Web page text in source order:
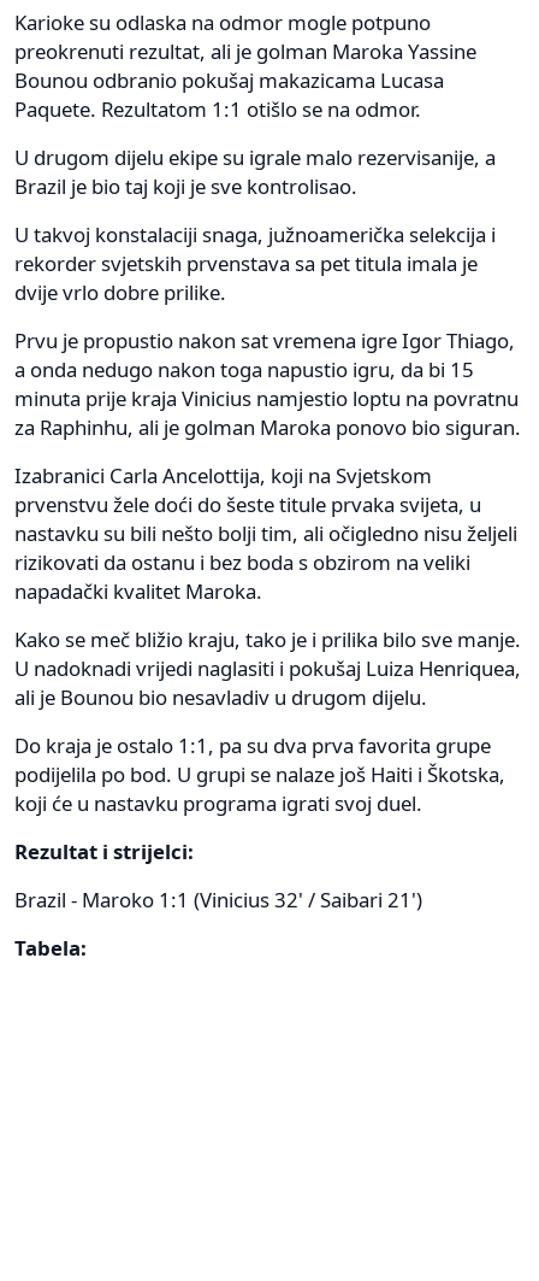
Karioke su odlaska na odmor mogle potpuno
preokrenuti rezultat, ali je golman Maroka Yassine
Bounou odbranio pokušaj makazicama Lucasa
Paquete. Rezultatom 1:1 otišlo se na odmor.
U drugom dijelu ekipe su igrale malo rezervisanije, a
Brazil je bio taj koji je sve kontrolisao.
U takvoj konstalaciji snaga, južnoamerička selekcija i
rekorder svjetskih prvenstava sa pet titula imala je
dvije vrlo dobre prilike.
Prvu je propustio nakon sat vremena igre Igor Thiago,
a onda nedugo nakon toga napustio igru, da bi 15
minuta prije kraja Vinicius namjestio loptu na povratnu
za Raphinhu, ali je golman Maroka ponovo bio siguran.
Izabranici Carla Ancelottija, koji na Svjetskom
prvenstvu žele doći do šeste titule prvaka svijeta, u
nastavku su bili nešto bolji tim, ali očigledno nisu željeli
rizikovati da ostanu i bez boda s obzirom na veliki
napadački kvalitet Maroka.
Kako se meč bližio kraju, tako je i prilika bilo sve manje.
U nadoknadi vrijedi naglasiti i pokušaj Luiza Henriquea,
ali je Bounou bio nesavladiv u drugom dijelu.
Do kraja je ostalo 1:1, pa su dva prva favorita grupe
podijelila po bod. U grupi se nalaze još Haiti i Škotska,
koji će u nastavku programa igrati svoj duel.
Rezultat i strijelci:
Brazil - Maroko 1:1 (Vinicius 32' / Saibari 21')
Tabela: